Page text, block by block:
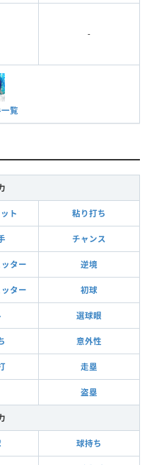
-
覧
ト 粘り打ち
チャンス
ター 逆境
ター 初球
選球眼
意外性
走塁
盗塁
球持ち